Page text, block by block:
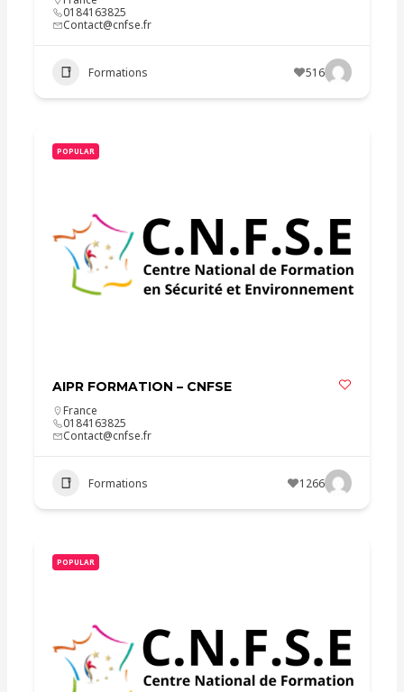
0184163825
Contact@cnfse.fr
Formations 516
POPULAR
AIPR FORMATION – CNFSE
France
0184163825
Contact@cnfse.fr
Formations 1266
POPULAR